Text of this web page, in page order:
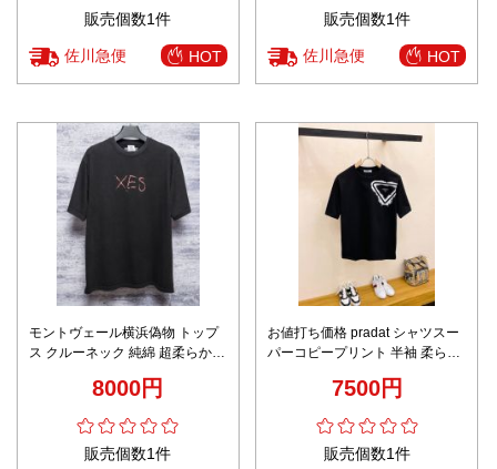
販売個数1件
佐川急便 HOT
販売個数1件
佐川急便 HOT
モントヴェール横浜偽物 トップ
ス クルーネック 純綿 超柔らかい
8000円
販売個数1件
お値打ち価格 pradat シャツスー
パーコピープリント 半袖 柔らか
7500円
販売個数1件